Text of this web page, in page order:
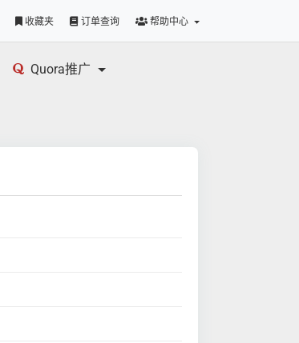
收藏夹 订单查询 帮助中心
Quora推广